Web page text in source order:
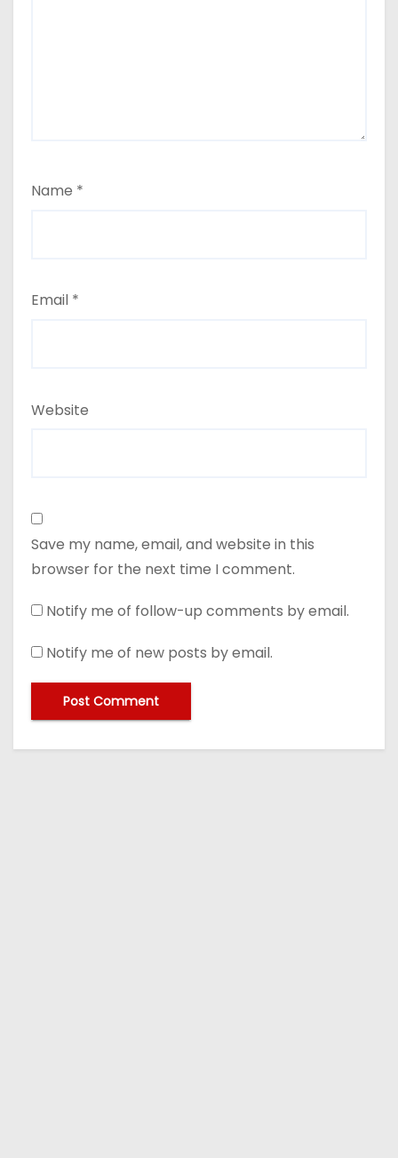
Name *
Email *
Website
Save my name, email, and website in this
browser for the next time I comment.
Notify me of follow-up comments by email.
Notify me of new posts by email.